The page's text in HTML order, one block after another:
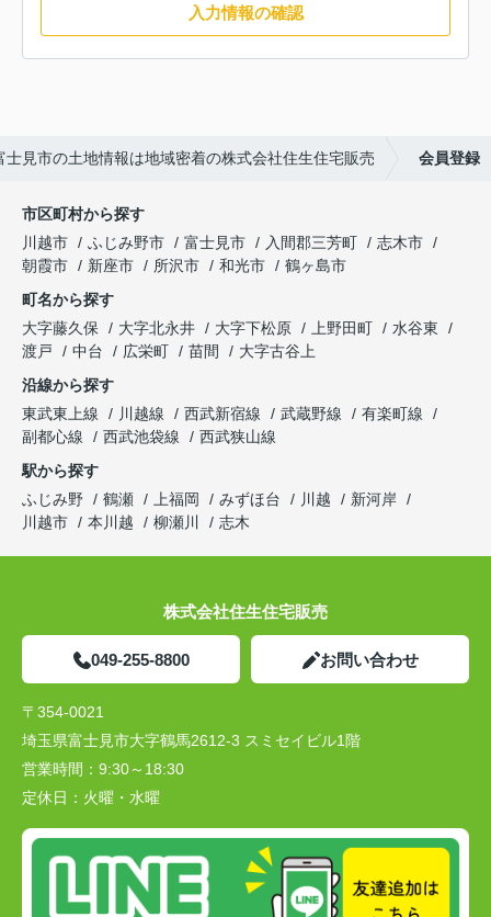
入力情報の確認
士見市の土地情報は地域密着の株式会社住生住宅販売 会員登録
市区町村から探す
川越市
ふじみ野市 富士見市 入間郡三芳町
志木市
朝霞市
新座市 所沢市 和光市
鶴ヶ島市
町名から探す
大字藤久保
大字北永井 大字下松原 上野田町
水谷東
渡戸
中台 広栄町 苗間
大字古谷上
沿線から探す
東武東上線
川越線 西武新宿線 武蔵野線
有楽町線
副都心線
西武池袋線
西武狭山線
駅から探す
ふじみ野
鶴瀬 上福岡 みずほ台 川越
新河岸
川越市
本川越 柳瀬川 志木
株式会社住生住宅販売
049-255-8800 お問い合わせ
〒354-0021
埼玉県富士見市大字鶴馬2612-3 スミセイビル1階
営業時間： 9:30～18:30
定休日： 火曜・水曜